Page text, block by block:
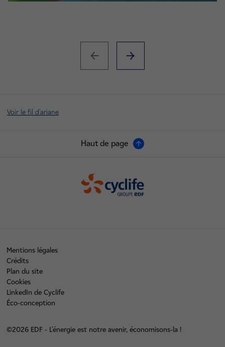
Voir le fil d'ariane
Haut de page
Mentions légales
Crédits
Plan du site
Cookies
LinkedIn de Cyclife
Éco-conception
©2026 EDF - L'énergie est notre avenir, économisons-la !